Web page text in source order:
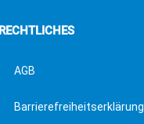
RECHTLICHES
AGB
Barrierefreiheitserklärung